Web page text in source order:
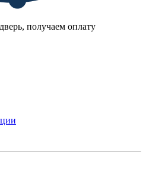
получаем оплату